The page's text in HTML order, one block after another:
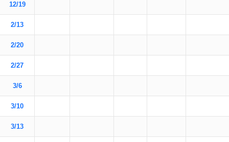
12/19
2/13
2/20
2/27
3/6
3/10
3/13